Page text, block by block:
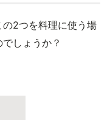
2つを料理に使う場
しょうか？